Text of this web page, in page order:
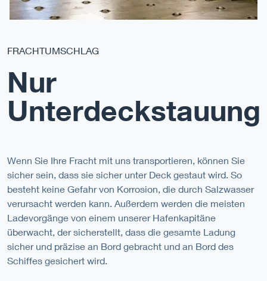
FRACHTUMSCHLAG
Nur
Unterdeckstauung
Wenn Sie Ihre Fracht mit uns transportieren, können Sie
sicher sein, dass sie sicher unter Deck gestaut wird. So
besteht keine Gefahr von Korrosion, die durch Salzwasser
verursacht werden kann. Außerdem werden die meisten
Ladevorgänge von einem unserer Hafenkapitäne
überwacht, der sicherstellt, dass die gesamte Ladung
sicher und präzise an Bord gebracht und an Bord des
Schiffes gesichert wird.